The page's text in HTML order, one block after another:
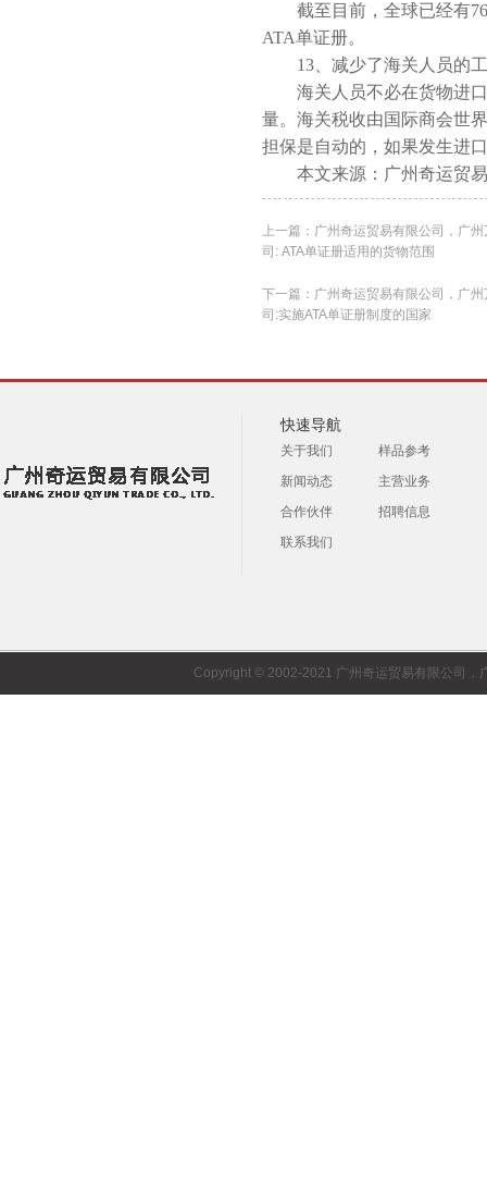
截至目前，全球已经有76
ATA单证册。
13、减少了海关人员的工
海关人员不必在货物进口
量。海关税收由国际商会世
担保是自动的，如果发生进
本文来源：广州奇运贸易
上一篇： 广州奇运贸易有限公司，广
司: ATA单证册适用的货物范围
下一篇： 广州奇运贸易有限公司，广
司:实施ATA单证册制度的国家
快速导航
关于我们
样品参考
新闻动态
主营业务
合作伙伴
招聘信息
联系我们
Copyright © 2002-2021 广州奇运贸易有限公司，